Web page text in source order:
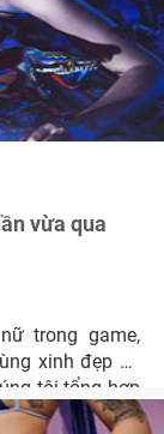
vừa qua
trong game,
xinh đẹp và
tôi tổng hợp